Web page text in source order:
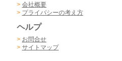
> 会社概要
> プライバシーの考え方
ヘルプ
> お問合せ
> サイトマップ